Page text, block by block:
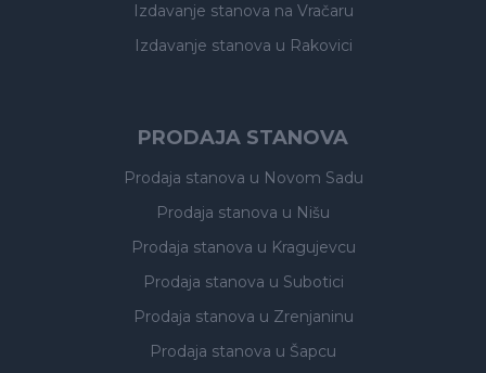
Izdavanje stanova na Vračaru
Izdavanje stanova u Rakovici
PRODAJA STANOVA
Prodaja stanova u Novom Sadu
Prodaja stanova u Nišu
Prodaja stanova u Kragujevcu
Prodaja stanova u Subotici
Prodaja stanova u Zrenjaninu
Prodaja stanova u Šapcu